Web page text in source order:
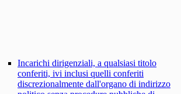
Incarichi dirigenziali, a qualsiasi titolo
conferiti, ivi inclusi quelli conferiti
discrezionalmente dall'organo di indirizzo